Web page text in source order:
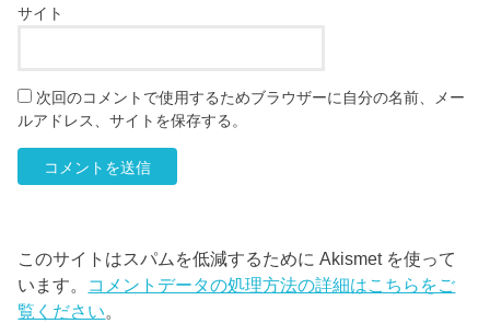
サイト
次回のコメントで使用するためブラウザーに自分の名前、メー
ルアドレス、サイトを保存する。
このサイトはスパムを低減するために Akismet を使って
います。 コメントデータの処理方法の詳細はこちらをご
覧ください。